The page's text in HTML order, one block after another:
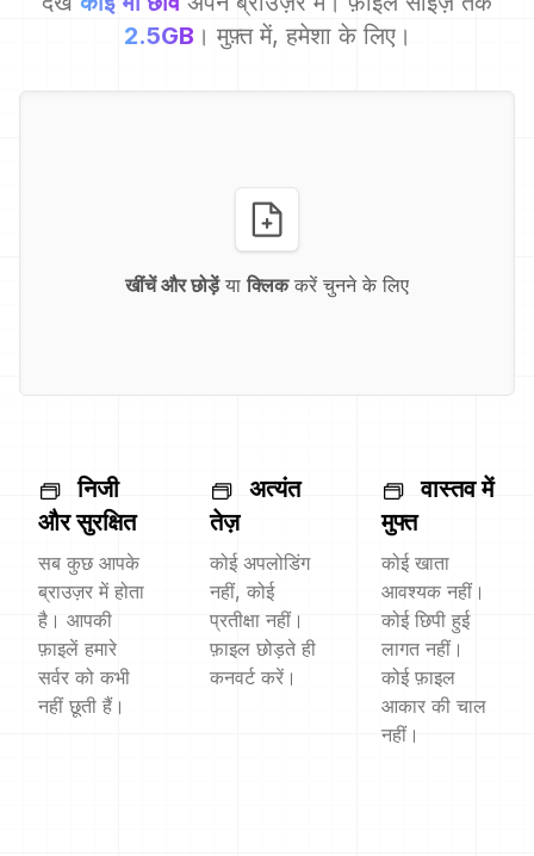
2.5GB । मुफ़्त में, हमेशा के लिए।
खींचें और छोड़ेंया क्लिककरें चुनने के लिए
निजी
और सुरक्षित
सब कुछ आपके
ब्राउज़र में होता
है। आपकी
फ़ाइलें हमारे
सर्वर को कभी
नहीं छूती हैं।
अत्यंत
तेज़
कोई अपलोडिंग
नहीं, कोई
प्रतीक्षा नहीं।
फ़ाइल छोड़ते ही
कनवर्ट करें।
वास्तव में
मुफ्त
कोई खाता
आवश्यक नहीं।
कोई छिपी हुई
लागत नहीं।
कोई फ़ाइल
आकार की चाल
नहीं।